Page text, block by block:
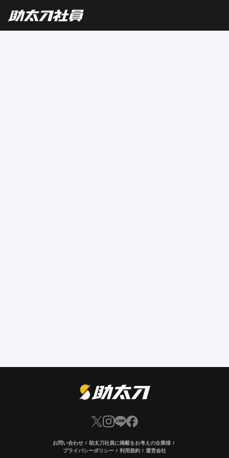
お問い合わせ
助太刀社員に掲載をお考えの企業様
プライバシーポリシー
利用規約 運営会社